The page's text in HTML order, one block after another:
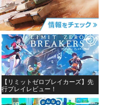
【リミットゼロブレイカーズ】先
行プレイレビュー！